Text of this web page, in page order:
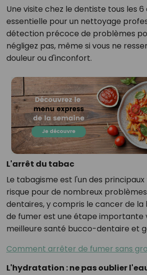
Une visite chez le dentiste tous les 6
essentielle pour un nettoyage
détection précoce de problèmes
négligez pas, même si vous ne
douleur ou d'inconfort.
L'arrêt du tabac
Le tabagisme est l'un des
risque pour de nombreux
dentaires, y compris le cancer de
de fumer est une étape importante
meilleure santé bucco-dentaire et
Comment arrêter de fumer sans
L'hydratation : ne pas oublier